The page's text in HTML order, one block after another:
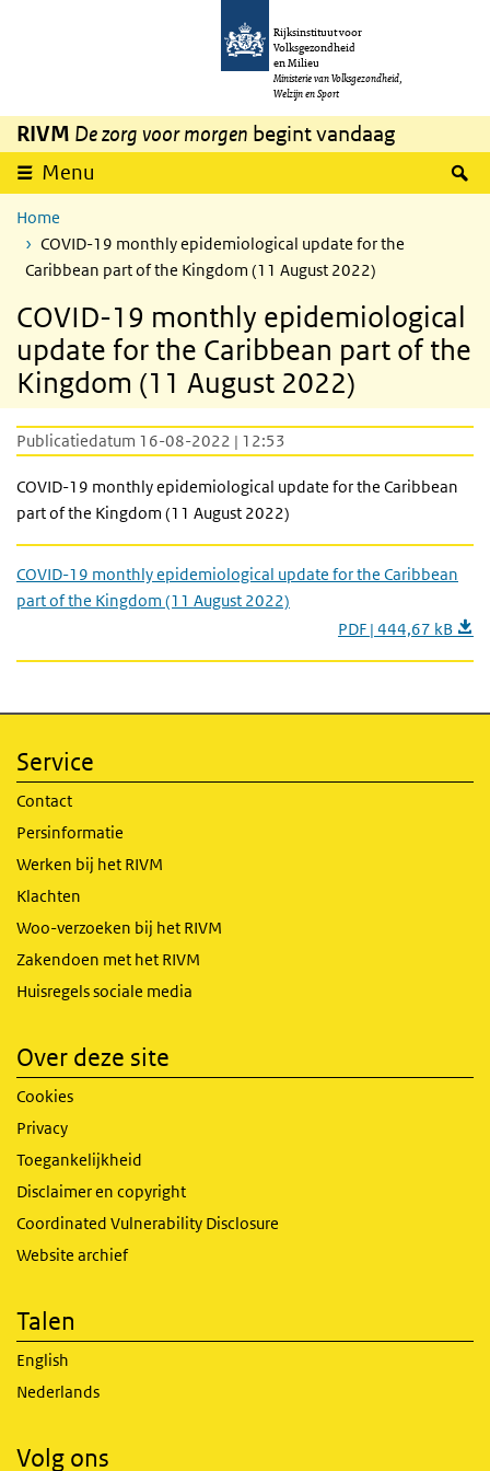
Overslaan en naar de inhoud gaan
Rijksinstituut voor
Volksgezondheid
en Milieu
Ministerie van Volksgezondheid,
Welzijn en Sport
RIVM De zorg voor morgen begint vandaag
Menu
Home
COVID-19 monthly epidemiological update for the
Caribbean part of the Kingdom (11 August 2022)
COVID-19 monthly epidemiological
update for the Caribbean part of the
Kingdom (11 August 2022)
Publicatiedatum 16-08-2022 | 12:53
COVID-19 monthly epidemiological update for the Caribbean
part of the Kingdom (11 August 2022)
COVID-19 monthly epidemiological update for the Caribbean
part of the Kingdom (11 August 2022)
PDF | 444,67 kB
Service
Contact
Persinformatie
Werken bij het RIVM
Klachten
Woo-verzoeken bij het RIVM
Zakendoen met het RIVM
Huisregels sociale media
Over deze site
Cookies
Privacy
Toegankelijkheid
Disclaimer en copyright
Coordinated Vulnerability Disclosure
Website archief
Talen
English
Nederlands
Volg ons